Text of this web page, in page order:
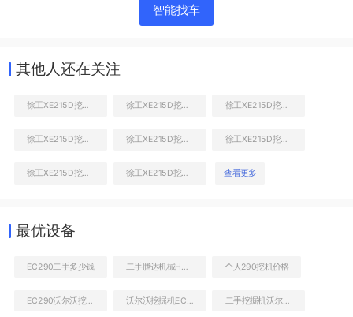
液压泵舱室正面整体
智能找车
其他人还在关注
徐工XE215D挖掘机
徐工XE215D挖掘机
查看更多
最优设备
EC290二手多少钱 个人290挖机价格
二手挖掘机沃尔沃EC290的价格